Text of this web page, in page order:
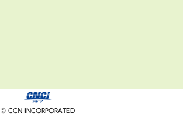
© CCN INCORPORATED